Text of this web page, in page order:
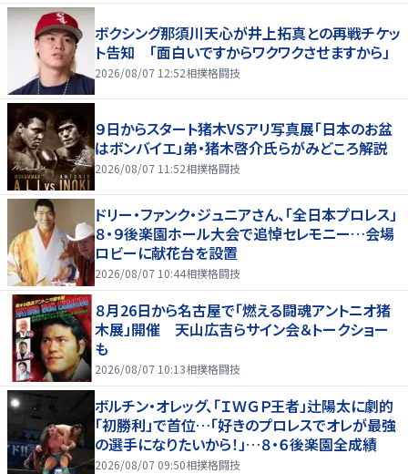
ボクシング那須川天心が井上拓真との再戦チケッ
ト告知 「面白いですからワクワクさせますから」
2026/08/07 12:52相撲格闘技
９日からスタート猪木VSアリ写真展「日本のお盆
はボンバイエ」弟・猪木啓介氏らがみどころ解説
2026/08/07 11:52相撲格闘技
ドリー・ファンク・ジュニアさん、「全日本プロレス」
８・９後楽園ホール大会で追悼セレモニー…会場
ロビーに献花台を設置
2026/08/07 10:44相撲格闘技
８月26日から名古屋で「燃える闘魂アントニオ猪
木展」開催 天山広吉らサイン会＆トークショー
も
2026/08/07 10:13相撲格闘技
ボルチン・オレッグ、「ＩＷＧＰ王者」辻陽太に劇的
「初勝利」で首位…「好きのプロレスでオレが最強
の選手になりたいから！」…８・６後楽園全成績
2026/08/07 09:50相撲格闘技